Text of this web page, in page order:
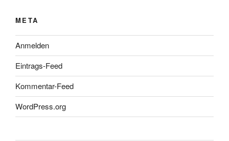
META
Anmelden
Eintrags-Feed
Kommentar-Feed
WordPress.org